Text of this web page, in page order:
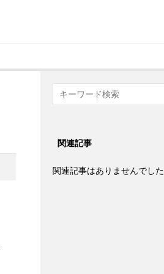
関連記事
関連記事はありませんでした